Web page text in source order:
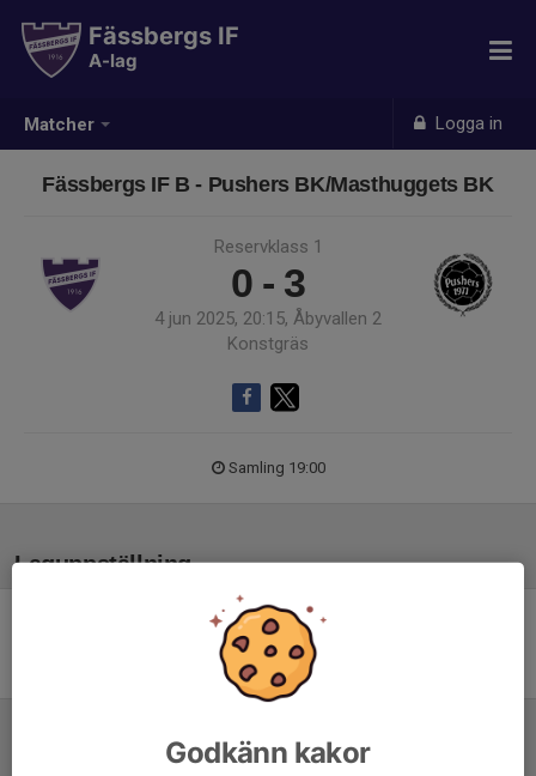
Matcher Logga in
Fässbergs IF
A-lag
Fässbergs IF B - Pushers BK/Masthuggets BK
Reservklass 1
0 - 3
4 jun 2025, 20:15, Åbyvallen 2
Konstgräs
Samling 19:00
Laguppställning
Ingen uppställning ifylld
Godkänn kakor